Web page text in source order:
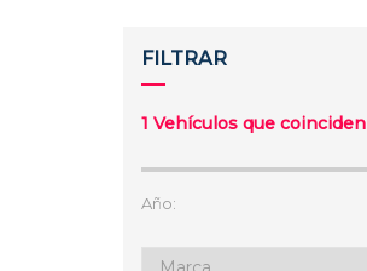
FILTRAR
1 Vehículos que coinciden
Año: